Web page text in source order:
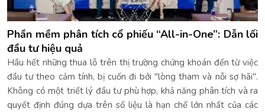
Phần mềm phân tích cổ phiếu “All-in-One”: Dẫn lối
đầu tư hiệu quả
Hầu hết những thua lỗ trên thị trường chứng khoán đến từ việc
đầu tư theo cảm tính, bị cuốn đi bởi "lòng tham và nỗi sợ hãi".
Không có một triết lý đầu tư phù hợp, khả năng phân tích và ra
quyết định đúng dựa trên số liệu là hạn chế lớn nhất của các